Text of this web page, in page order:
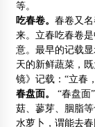
等。
吃春卷。 春卷又
来。立春吃春卷
意。最早的记载
天的新鲜蔬菜，
镜》记载：“立春
春盘面。
“春盘面
菇、蓼芽、胭脂
水萝卜，谓能去春